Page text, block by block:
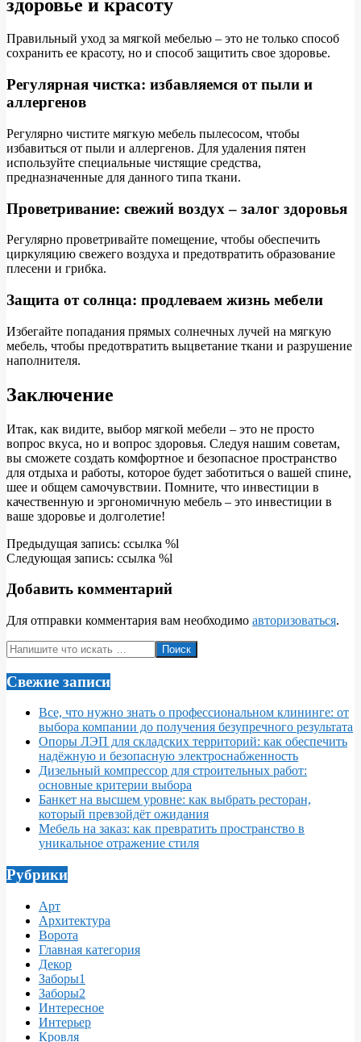
здоровье и красоту
Правильный уход за мягкой мебелью – это не только способ
сохранить ее красоту, но и способ защитить свое здоровье.
Регулярная чистка: избавляемся от пыли и
аллергенов
Регулярно чистите мягкую мебель пылесосом, чтобы
избавиться от пыли и аллергенов. Для удаления пятен
используйте специальные чистящие средства,
предназначенные для данного типа ткани.
Проветривание: свежий воздух – залог здоровья
Регулярно проветривайте помещение, чтобы обеспечить
циркуляцию свежего воздуха и предотвратить образование
плесени и грибка.
Защита от солнца: продлеваем жизнь мебели
Избегайте попадания прямых солнечных лучей на мягкую
мебель, чтобы предотвратить выцветание ткани и разрушение
наполнителя.
Заключение
Итак, как видите, выбор мягкой мебели – это не просто
вопрос вкуса, но и вопрос здоровья. Следуя нашим советам,
вы сможете создать комфортное и безопасное пространство
для отдыха и работы, которое будет заботиться о вашей спине,
шее и общем самочувствии. Помните, что инвестиции в
качественную и эргономичную мебель – это инвестиции в
ваше здоровье и долголетие!
2025-
04-
Предыдущая запись: ссылка %l
Следующая запись: ссылка %l
Добавить комментарий
Для отправки комментария вам необходимо авторизоваться.
Поиск
Свежие записи
Все, что нужно знать о профессиональном клининге: от
выбора компании до получения безупречного результата
Опоры ЛЭП для складских территорий: как обеспечить
надёжную и безопасную электроснабженность
Дизельный компрессор для строительных работ:
основные критерии выбора
Банкет на высшем уровне: как выбрать ресторан,
который превзойдёт ожидания
Мебель на заказ: как превратить пространство в
уникальное отражение стиля
Рубрики
Арт
Архитектура
Ворота
Главная категория
Декор
Заборы1
Заборы2
Интересное
Интерьер
Кровля